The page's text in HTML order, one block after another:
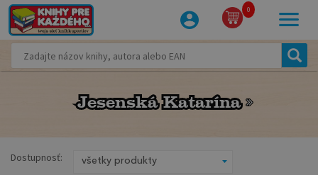
0
Jesenská Katarína
Jesenská Katarína
Dostupnosť: